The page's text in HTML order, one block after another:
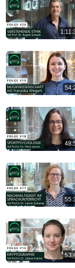
mehr ins
Die Gruaberin
Stuttgart 21 -
falschen
SWR Doku •